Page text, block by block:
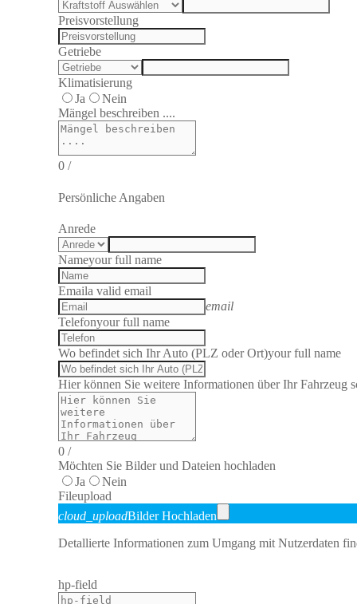
Preisvorstellung
Getriebe
Klimatisierung
Ja
Nein
Mängel beschreiben ....
0/
Persönliche Angaben
Anrede
Nameyour full name
Emaila valid email
email
Telefonyour full name
Wo befindet sich Ihr Auto (PLZ oder Ort)your full name
Hier können Sie weitere Informationen über Ihr Fahrzeug
0/
Möchten Sie Bilder und Dateien hochladen
Ja
Nein
Fileupload
cloud_uploadBilder Hochladen
Detallierte Informationen zum Umgang mit Nutzerdaten
hp-field